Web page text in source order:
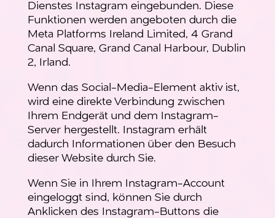
Dienstes Instagram eingebunden. Diese
Funktionen werden angeboten durch die
Meta Platforms Ireland Limited, 4 Grand
Canal Square, Grand Canal Harbour, Dublin
2, Irland.
Wenn das Social-Media-Element aktiv ist,
wird eine direkte Verbindung zwischen
Ihrem Endgerät und dem Instagram-
Server hergestellt. Instagram erhält
dadurch Informationen über den Besuch
dieser Website durch Sie.
Wenn Sie in Ihrem Instagram-Account
eingeloggt sind, können Sie durch
Anklicken des Instagram-Buttons die